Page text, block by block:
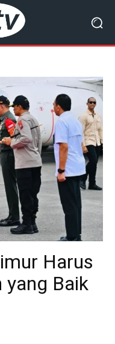
Harus
yang Baik